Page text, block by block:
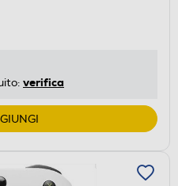
verifica